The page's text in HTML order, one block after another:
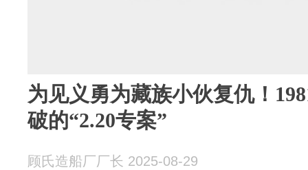
为见义勇为藏族小伙复仇！
破的“2.20专案”
顾氏造船厂厂长 2025-08-29